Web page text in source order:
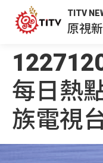
TITV
原視
每日熱
族電視